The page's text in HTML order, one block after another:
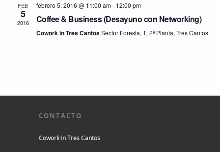
FEB
5
2016
febrero 5, 2016 @ 11:00 am- 12:00 pm
Coffee & Business (Desayuno con Networking)
Cowork in Tres CantosSector Foresta, 1, 2ª Planta, Tres Cantos
CONTACTO
Cowork in Tres Cantos